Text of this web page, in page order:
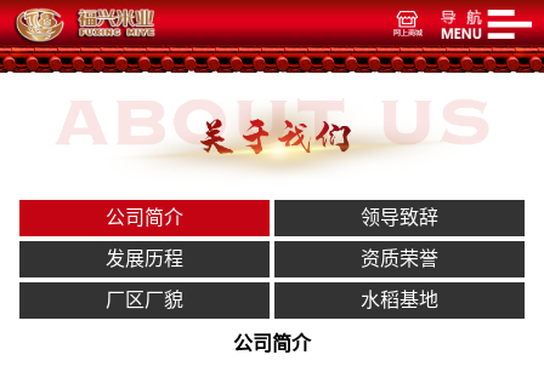
公司简介
领导致辞
发展历程
资质荣誉
厂区厂貌
水稻基地
公司简介